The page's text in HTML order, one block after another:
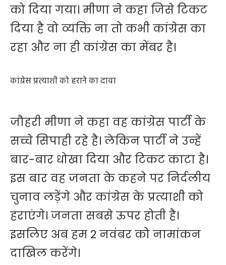
को दिया गया। मीणा ने कहा जिसे टिकट
दिया है वो व्यक्ति ना तो कभी कांग्रेस का
रहा और ना ही कांग्रेस का मेंबर है।
कांग्रेस प्रत्याशी को हराने का दावा
जौहरी मीणा ने कहा वह कांग्रेस पार्टी के
सच्चे सिपाही रहे है। लेकिन पार्टी ने उन्हें
बार-बार धोखा दिया और टिकट काटा है।
इस बार वह जनता के कहने पर निर्दलीय
चुनाव लड़ेंगे और कांग्रेस के प्रत्याशी को
हराएंगे। जनता सबसे ऊपर होती है।
इसलिए अब हम 2 नवंबर को नामांकन
दाखिल करेंगे।